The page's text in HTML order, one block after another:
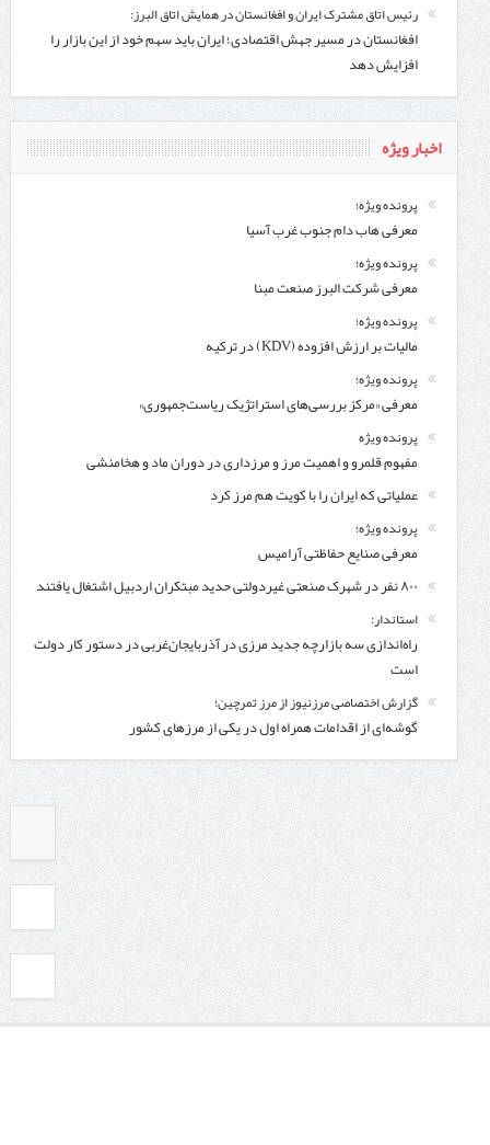
رئیس اتاق مشترک ایران و افغانستان در همایش اتاق البرز:
افغانستان در مسیر جهش اقتصادی؛ ایران باید سهم خود از این بازار را
افزایش دهد
اخبار ویژه
پرونده ویژه؛
معرفی هاب دام جنوب غرب آسیا
پرونده ویژه؛
معرفی شركت البرز صنعت مبنا
پرونده ویژه؛
مالیات بر ارزش افزوده (KDV) در ترکیه
پرونده ویژه؛
معرفی «مرکز بررسی‌های استراتژیک ریاست‌جمهوری»
پرونده ویژه
مفهوم قلمرو و اهمیت مرز و مرزداری در دوران ماد و هخامنشی
عملیاتی که ایران را با کویت هم مرز کرد
پرونده ویژه؛
معرفی صنایع حفاظتی آرامیس
۸۰۰ نفر در شهرک صنعتی غیردولتی حدید مبتکران اردبیل اشتغال یافتند
استاندار:
راه‌اندازی سه بازارچه جدید مرزی در آذربایجان‌غربی در دستور کار دولت
است
گزارش اختصاصی مرزنیوز از مرز تمرچین؛
گوشه‌ای از اقدامات همراه اول در یکی از مرزهای کشور